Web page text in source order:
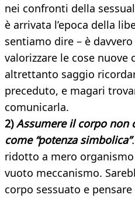
nei confronti della
è arrivata l’epoca della
sentiamo dire – è
valorizzare le cose nuove
altrettanto saggio
preceduto, e magari
comunicarla.
2)Assumere il corpo non
come “potenza simbolica”.
ridotto a mero
vuoto meccanismo.
corpo sessuato e